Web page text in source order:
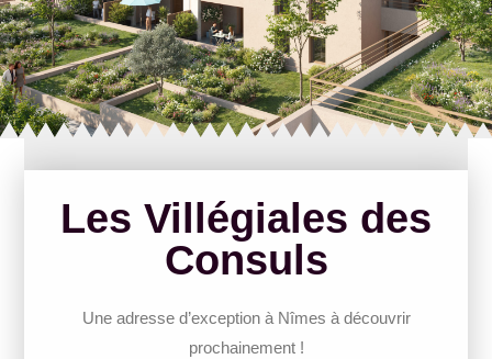
Les Villégiales des
Consuls
Une adresse d’exception à Nîmes à découvrir
prochainement !